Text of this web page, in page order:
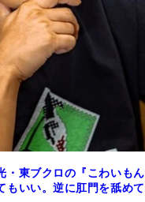
・東ブクロの『こわいもん
もいい。逆に肛門を舐めて